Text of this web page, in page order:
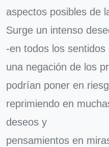
aspectos posibles de
Surge un intenso
-en todos los
una negación de los
podrían poner en
reprimiendo en
deseos y
pensamientos en